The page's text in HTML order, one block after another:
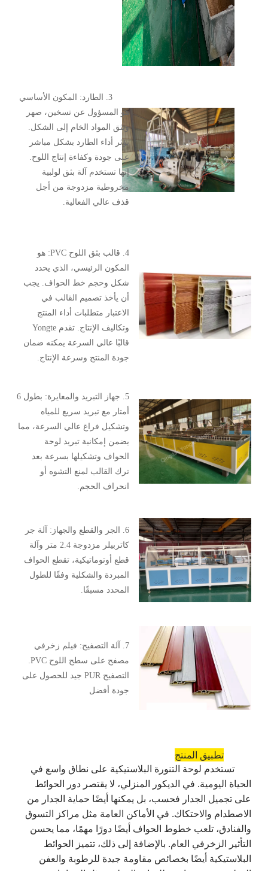
3. الطارد: المكون الأساسي
هو المسؤول عن تسخين، صهر
وبثق المواد الخام إلى الشكل.
يؤثر أداء الطارد بشكل مباشر
على جودة وكفاءة إنتاج اللوح.
إنها تستخدم آلة بثق لولبية
مخروطية مزدوجة من أجل
قذف عالي الفعالية.
4. قالب بثق اللوح PVC: هو
المكون الرئيسي، الذي يحدد
شكل وحجم خط الحواف. يجب
أن يأخذ تصميم القالب في
الاعتبار متطلبات أداء المنتج
وتكاليف الإنتاج. تقدم Yongte
قالبًا عالي السرعة يمكنه ضمان
جودة المنتج وسرعة الإنتاج.
5. جهاز التبريد والمعايرة: بطول 6
أمتار مع تبريد سريع للمياه
وتشكيل فراغ عالي السرعة، مما
يضمن إمكانية تبريد لوحة
الحواف وتشكيلها بسرعة بعد
ترك القالب لمنع التشوه أو
انحراف الحجم.
6. الجر والقطع والجهاز: آلة جر
كاتربيلر مزدوجة 2.4 متر وآلة
قطع أوتوماتيكية، تقطع الحواف
المبردة والشكلية وفقًا للطول
المحدد مسبقًا.
7. آلة التصفيح: فيلم زخرفي
مصفح على سطح اللوح PVC.
التصفيح PUR جيد للحصول على
جودة أفضل
تطبيق المنتج
تستخدم لوحة التنورة البلاستيكية على نطاق واسع في
الحياة اليومية. في الديكور المنزلي، لا يقتصر دور الحوائط
على تجميل الجدار فحسب، بل يمكنها أيضًا حماية الجدار من
الاصطدام والاحتكاك. في الأماكن العامة مثل مراكز التسوق
والفنادق، تلعب خطوط الحواف أيضًا دورًا مهمًا، مما يحسن
التأثير الزخرفي العام. بالإضافة إلى ذلك، تتميز الحوائط
البلاستيكية أيضًا بخصائص مقاومة جيدة للرطوبة والعفن